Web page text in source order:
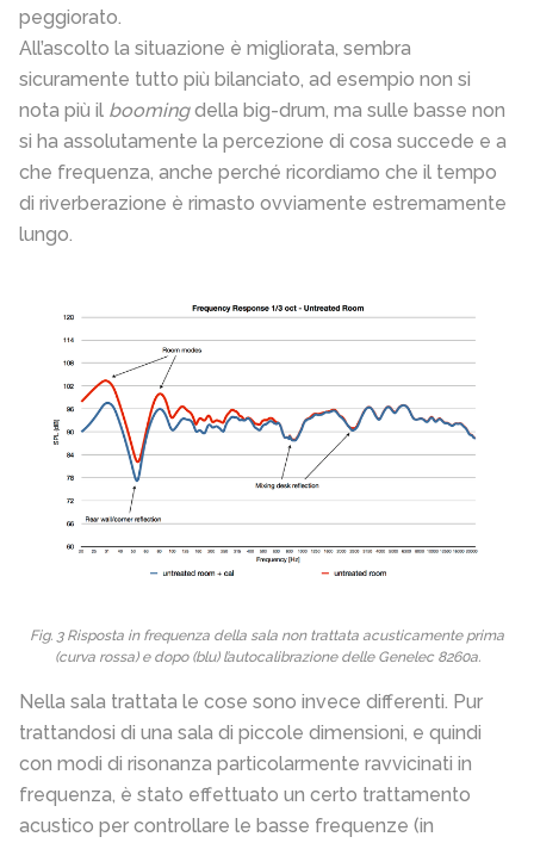
peggiorato.
All’ascolto la situazione è migliorata, sembra
sicuramente tutto più bilanciato, ad esempio non si
nota più il boomingdella big-drum, ma sulle basse non
si ha assolutamente la percezione di cosa succede e a
che frequenza, anche perché ricordiamo che il tempo
di riverberazione è rimasto ovviamente estremamente
lungo.
Fig. 3 Risposta in frequenza della sala non trattata acusticamente prima
(curva rossa) e dopo (blu) l’autocalibrazione delle Genelec 8260a.
Nella sala trattata le cose sono invece differenti. Pur
trattandosi di una sala di piccole dimensioni, e quindi
con modi di risonanza particolarmente ravvicinati in
frequenza, è stato effettuato un certo trattamento
acustico per controllare le basse frequenze (in